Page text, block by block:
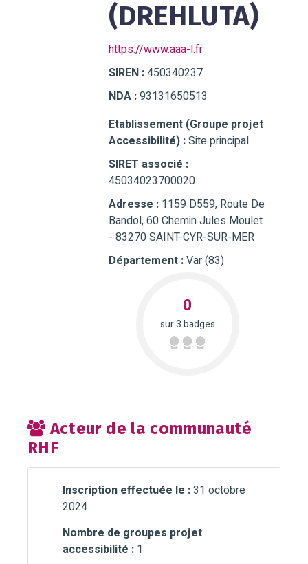
(DREHLUTA)
https://www.aaa-l.fr
SIREN :450340237
NDA :93131650513
Etablissement (Groupe projet
Accessibilité) :Site principal
SIRET associé :
45034023700020
Adresse : 1159 D559, Route De
Bandol, 60 Chemin Jules Moulet
- 83270 SAINT-CYR-SUR-MER
Département :Var (83)
0
sur 3 badges
Acteur de la communauté
RHF
Inscription effectuée le :31 octobre
2024
Nombre de groupes projet
accessibilité : 1